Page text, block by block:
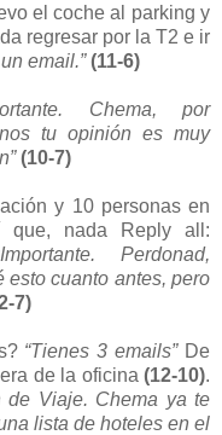
el coche al parking y
regresar por la T2 e ir
email.” (11-6)
Chema, por
tu opinión es muy
(10-7)
y 10 personas en
que, nada Reply all:
Perdonad,
esto cuanto antes, pero
7)
“Tienes 3 emails”De
de la oficina (12-10).
de Viaje. Chema ya te
lista de hoteles en el